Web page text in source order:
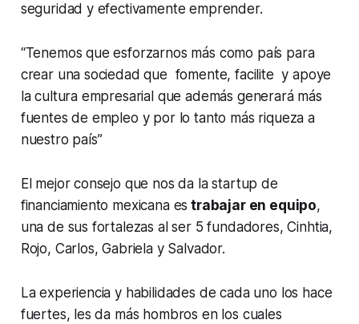
seguridad y efectivamente emprender.
“Tenemos que esforzarnos más como país para
crear una sociedad que fomente, facilite y apoye
la cultura empresarial que además generará más
fuentes de empleo y por lo tanto más riqueza a
nuestro país”
El mejor consejo que nos da la startup de
financiamiento mexicana es trabajar en equipo,
una de sus fortalezas al ser 5 fundadores, Cinhtia,
Rojo, Carlos, Gabriela y Salvador.
La experiencia y habilidades de cada uno los hace
fuertes, les da más hombros en los cuales